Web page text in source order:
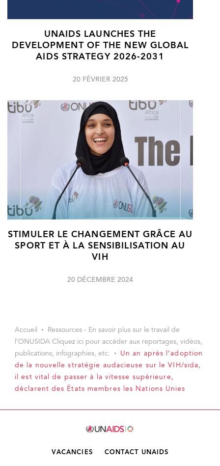
UNAIDS LAUNCHES THE
DEVELOPMENT OF THE NEW GLOBAL
AIDS STRATEGY 2026-2031
20 FÉVRIER 2025
STIMULER LE CHANGEMENT GRÂCE AU
SPORT ET À LA SENSIBILISATION AU
VIH
20 DÉCEMBRE 2024
Accueil
Ressources - En savoir plus sur le travail de
l’ONUSIDA Cliquez ici pour accéder aux reportages, vidéos,
publications, infographies, etc.
Un an après l’adoption
de la nouvelle stratégie audacieuse sur le VIH/sida,
il est vital de passer à la vitesse supérieure,
déclarent des États membres les Nations Unies
VACANCIES CONTACT UNAIDS